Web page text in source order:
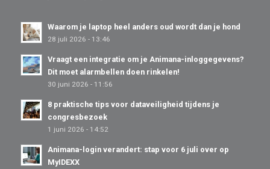
Waarom je laptop heel anders oud wordt dan je hond
28 juli 2026 - 13:46
Vraagt een integratie om je Animana-inloggegevens?
Dit moet alarmbellen doen rinkelen!
30 juni 2026 - 11:56
8 praktische tips voor dataveiligheid tijdens je
congresbezoek
1 juni 2026 - 14:52
Animana-login verandert: stap voor 6 juli over op
MyIDEXX